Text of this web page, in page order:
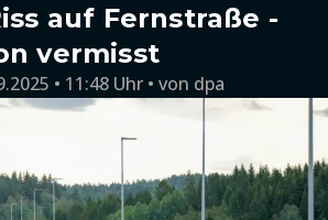
auf Fernstraße -
vermisst
• 11:48 Uhr von dpa